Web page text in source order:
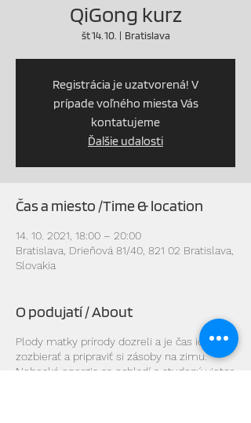
QiGong kurz
št 14. 10.
  |
Bratislava
Registrácia je uzatvorená! V
prípade voľného miesta Vás
kontatujeme
Ďalšie udalosti
Čas a miesto /Time & location
14. 10. 2021, 18:00 – 20:00
Bratislava, Drieňová 81/40, 821 02 Bratislava,
Slovakia
O podujatí / About
Plody matky prírody dozreli a je čas ich
zozbierať a pripraviť si zásoby na zimu.
Nebeská energia sa ochladí a studený vietor